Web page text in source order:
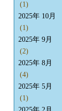
(1)
2025年 10月
(1)
2025年 9月
(2)
2025年 8月
(4)
2025年 5月
(1)